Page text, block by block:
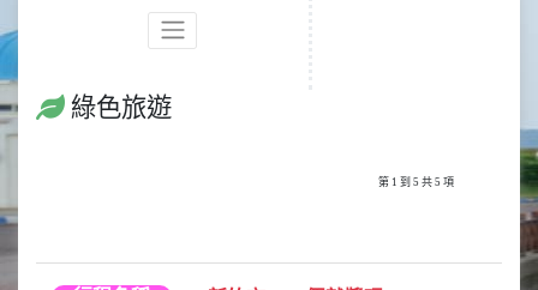
綠色旅遊
第 1 到 5 共 5 項